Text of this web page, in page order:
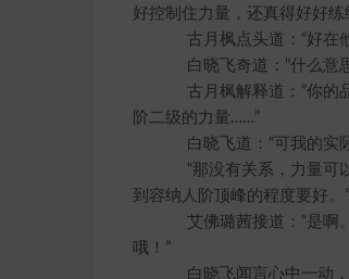
好控制住力量，还真得好好练
古月枫点头道：“好在他
白晓飞奇道：“什么意
古月枫解释道：“你的品
阶二级的力量……”
白晓飞道：“可我的实
“那没有关系，力量可以
到容纳人阶顶峰的程度要好。”
艾佛璐茜接道：“是啊。
哦！”
白晓飞闻言心中一动，